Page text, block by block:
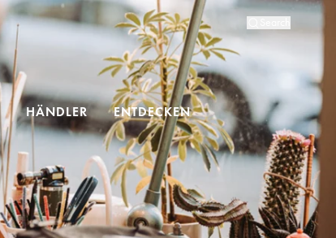
HÄNDLER ENTDECKEN